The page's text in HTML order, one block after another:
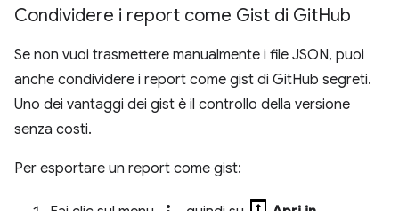
Condividere i report come Gist di GitHub
Se non vuoi trasmettere manualmente i file JSON, puoi
anche condividere i report come gist di GitHub segreti.
Uno dei vantaggi dei gist è il controllo della versione
senza costi.
Per esportare un report come gist: